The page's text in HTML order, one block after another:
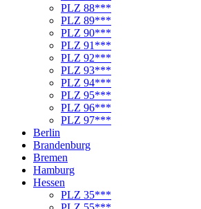
PLZ 88***
PLZ 89***
PLZ 90***
PLZ 91***
PLZ 92***
PLZ 93***
PLZ 94***
PLZ 95***
PLZ 96***
PLZ 97***
Berlin
Brandenburg
Bremen
Hamburg
Hessen
PLZ 35***